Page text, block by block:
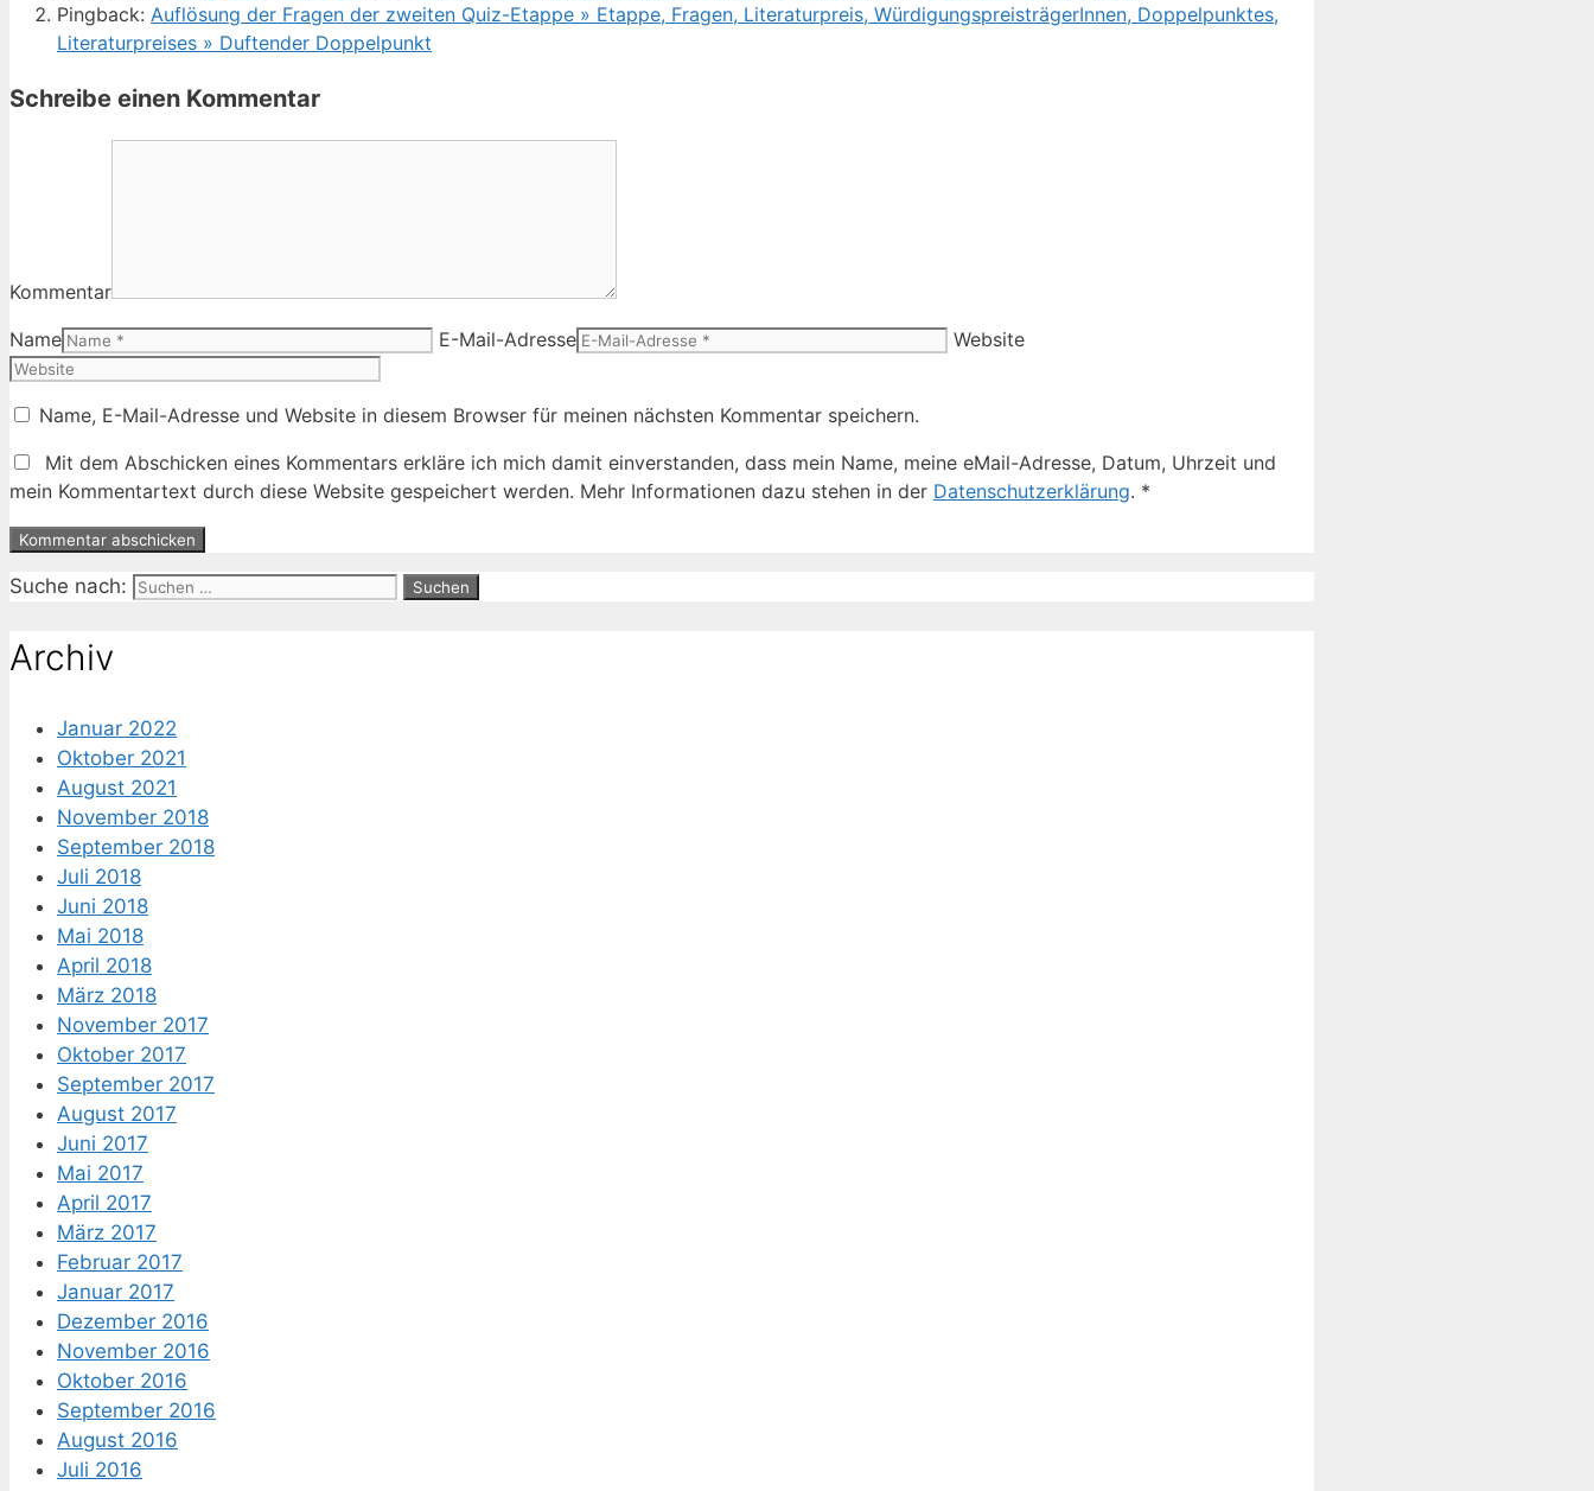
Pingback: Auflösung der Fragen der zweiten Quiz-Etappe » Etappe, Fragen, Literaturpreis, WürdigungspreisträgerInnen, Doppelpunktes,
Literaturpreises » Duftender Doppelpunkt
Schreibe einen Kommentar
Kommentar
Name
E-Mail-Adresse Website
Name, E-Mail-Adresse und Website in diesem Browser für meinen nächsten Kommentar speichern.
Mit dem Abschicken eines Kommentars erkläre ich mich damit einverstanden, dass mein Name, meine eMail-Adresse, Datum, Uhrzeit und
mein Kommentartext durch diese Website gespeichert werden. Mehr Informationen dazu stehen in der Datenschutzerklärung. *
Suche nach:
Archiv
Januar 2022
Oktober 2021
August 2021
November 2018
September 2018
Juli 2018
Juni 2018
Mai 2018
April 2018
März 2018
November 2017
Oktober 2017
September 2017
August 2017
Juni 2017
Mai 2017
April 2017
März 2017
Februar 2017
Januar 2017
Dezember 2016
November 2016
Oktober 2016
September 2016
August 2016
Juli 2016